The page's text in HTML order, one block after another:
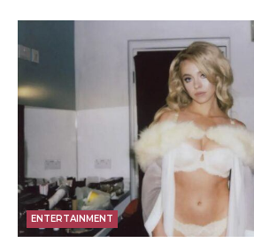
ENTERTAINMENT